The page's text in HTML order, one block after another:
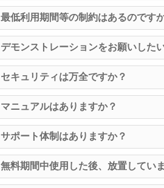
最低利用期間等の制約はあるのです
デモンストレーションをお願いした
セキュリティは万全ですか？
マニュアルはありますか？
サポート体制はありますか？
無料期間中使用した後、放置してい